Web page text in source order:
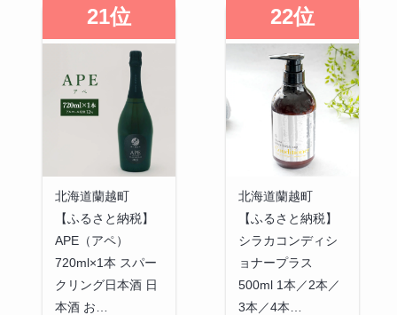
21位
北海道蘭越町
【ふるさと納税】
APE（アペ）
720ml×1本 スパー
クリング日本酒 日
本酒 お…
22位
北海道蘭越町
【ふるさと納税】
シラカコンディシ
ョナープラス
500ml 1本／2本／
3本／4本…